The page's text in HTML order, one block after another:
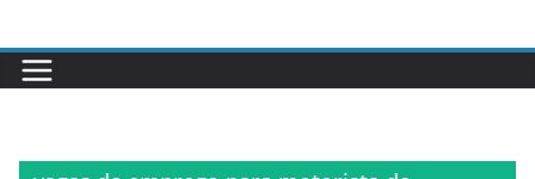
para
o